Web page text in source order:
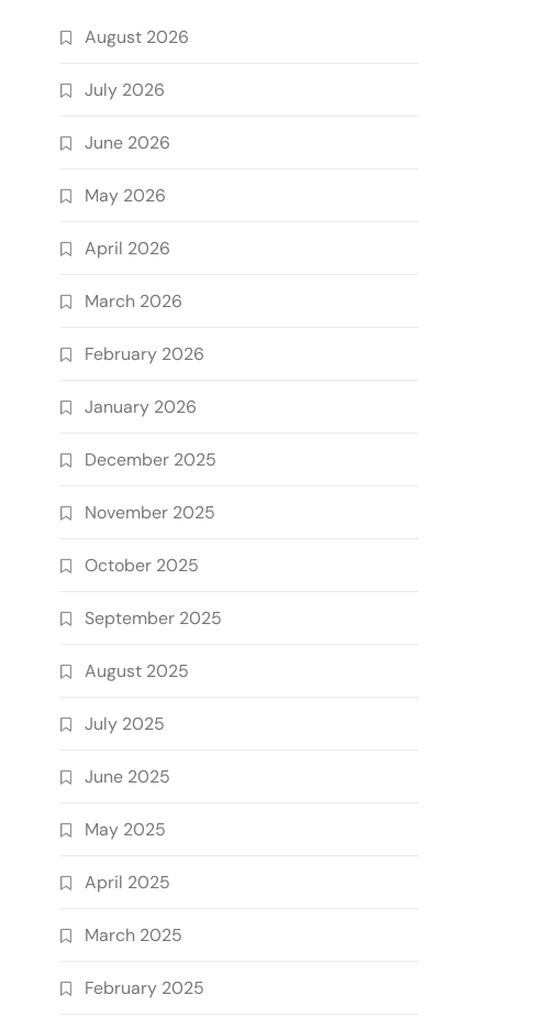
August 2026
July 2026
June 2026
May 2026
April 2026
March 2026
February 2026
January 2026
December 2025
November 2025
October 2025
September 2025
August 2025
July 2025
June 2025
May 2025
April 2025
March 2025
February 2025